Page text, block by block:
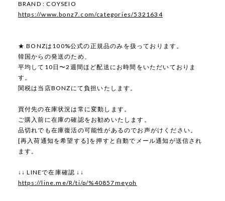
BRAND : COYSEIO
https://www.bonz7.com/categories/5321634
★ BONZは100%公式の正規品のみを扱っております。
韓国からの発送のため、
平均して10日〜2週間ほど配送にお時間をいただいておりま
す。
関税は当店BONZにて負担いたします。
買付先の在庫状況は常に変動します。
ご購入前に在庫の確認をお勧めいたします。
品切れでも在庫復活の可能性があるのでお声がけください。
[再入荷通知を希望する]を押すと自動でメール通知が送信され
ます。
↓↓ LINEで在庫確認 ↓↓
https://line.me/R/ti/p/%40857meyoh